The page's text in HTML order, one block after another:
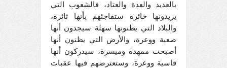
بالعديد والعدة والعتاد، فالشعوب التي
يريدونها خائرة ستفاجئهم بأنها ثائرة،
والبلاد التي يظنونها سهلة سيجدون أنها
صعبة ووعرة، والأرض التي يظنون أنها
أصبحت ممهدة وميسرة، سيدركون أنها
قاسية ووعرة، وستعترضهم فيها عقبات